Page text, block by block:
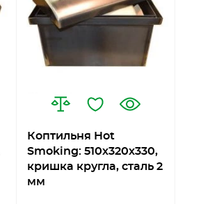
Коптильня Hot
Smoking: 510х320х330,
кришка кругла, сталь 2
мм